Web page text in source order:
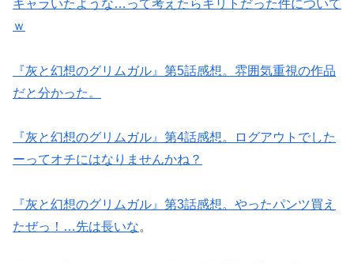
キャラいたような…って考えたらキリトだった件について
ｗ
『灰と幻想のグリムガル』第5話感想。雰囲気重視の作品
だと分かった。
『灰と幻想のグリムガル』第4話感想。ログアウトでした
ーってオチにはなりませんかね？
『灰と幻想のグリムガル』第3話感想。やったパンツ買え
たぜっ！…先は長いな。